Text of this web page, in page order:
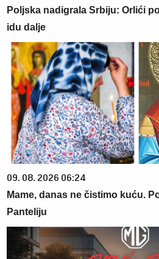
Poljska nadigrala Srbiju: Orlići
idu dalje
09. 08. 2026 06:24
Mame, danas ne čistimo kuću.
Panteliju